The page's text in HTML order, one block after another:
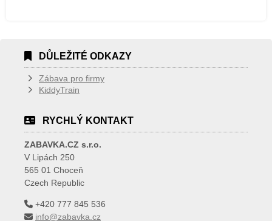
DŮLEŽITÉ ODKAZY
Zábava pro firmy
KiddyTrain
RYCHLÝ KONTAKT
ZABAVKA.CZ s.r.o.
V Lipách 250
565 01 Choceň
Czech Republic
+420 777 845 536
info@zabavka.cz